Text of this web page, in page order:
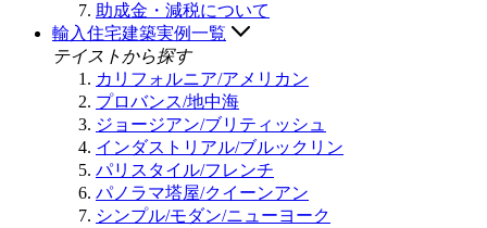
助成金・減税について
輸入住宅建築実例一覧
テイストから探す
カリフォルニア/アメリカン
プロバンス/地中海
ジョージアン/ブリティッシュ
インダストリアル/ブルックリン
パリスタイル/フレンチ
パノラマ塔屋/クイーンアン
シンプル/モダン/ニューヨーク